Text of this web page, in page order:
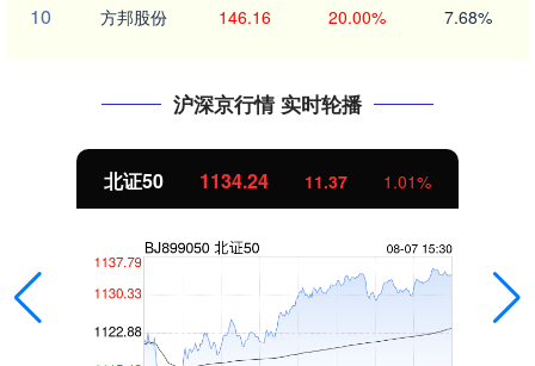
10 方邦股份 146.16 20.00% 7.68%
沪深京行情 实时轮播
北证50 1134.24 11.37 1.01%